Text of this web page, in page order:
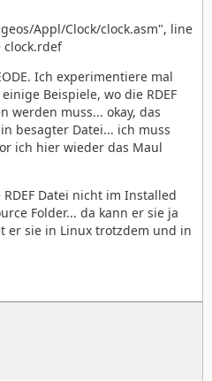
Appl/Clock/clock.asm", line
clock.rdef
Ich experimentiere mal
Beispiele, wo die RDEF
werden muss... okay, das
besagter Datei... ich muss
ich hier wieder das Maul
Datei nicht im Installed
Folder... da kann er sie ja
er sie in Linux trotzdem und in